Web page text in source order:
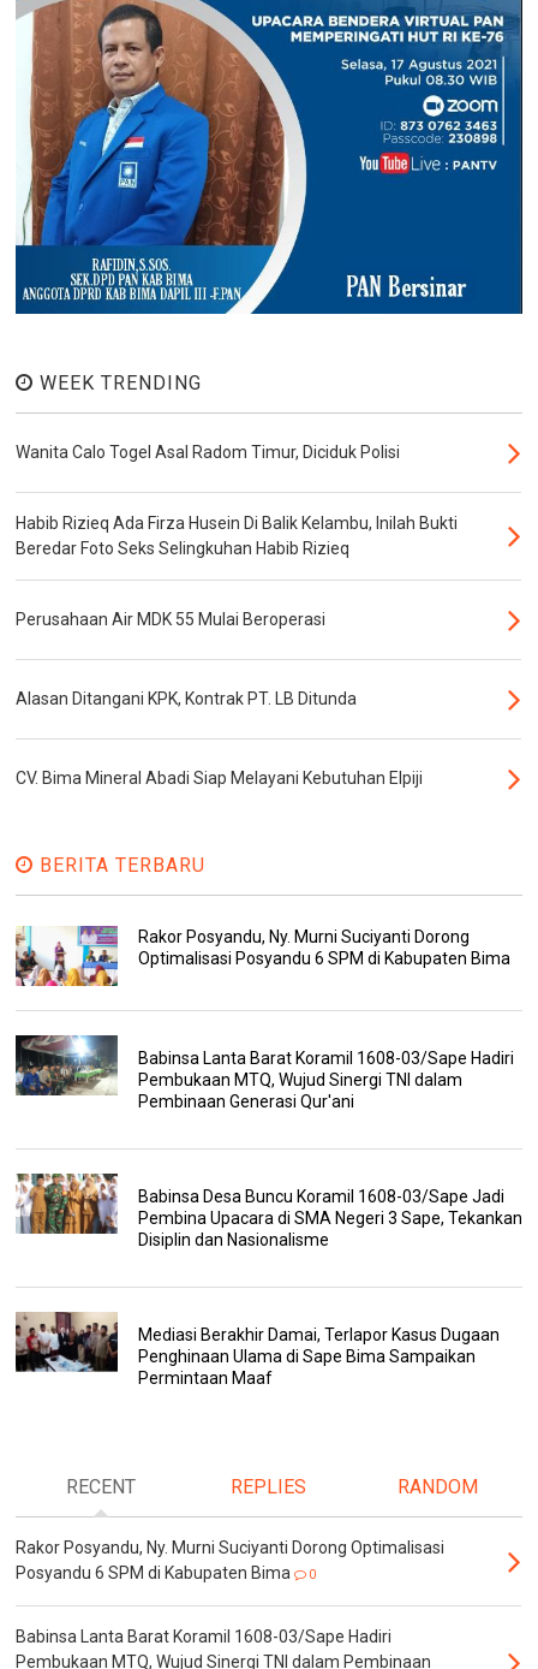
WEEK TRENDING
Wanita Calo Togel Asal Radom Timur, Diciduk Polisi
Habib Rizieq Ada Firza Husein Di Balik Kelambu, Inilah Bukti
Beredar Foto Seks Selingkuhan Habib Rizieq
Perusahaan Air MDK 55 Mulai Beroperasi
Alasan Ditangani KPK, Kontrak PT. LB Ditunda
CV. Bima Mineral Abadi Siap Melayani Kebutuhan Elpiji
BERITA TERBARU
Rakor Posyandu, Ny. Murni Suciyanti Dorong
Optimalisasi Posyandu 6 SPM di Kabupaten Bima
Babinsa Lanta Barat Koramil 1608-03/Sape Hadiri
Pembukaan MTQ, Wujud Sinergi TNI dalam
Pembinaan Generasi Qur'ani
Babinsa Desa Buncu Koramil 1608-03/Sape Jadi
Pembina Upacara di SMA Negeri 3 Sape, Tekankan
Disiplin dan Nasionalisme
Mediasi Berakhir Damai, Terlapor Kasus Dugaan
Penghinaan Ulama di Sape Bima Sampaikan
Permintaan Maaf
RECENT REPLIES RANDOM
Rakor Posyandu, Ny. Murni Suciyanti Dorong Optimalisasi
Posyandu 6 SPM di Kabupaten Bima
0
Babinsa Lanta Barat Koramil 1608-03/Sape Hadiri
Pembukaan MTQ, Wujud Sinergi TNI dalam Pembinaan